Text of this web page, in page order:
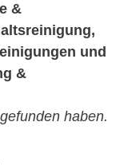
&
und
&
haben.